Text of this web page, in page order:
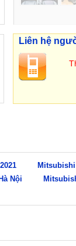
Liên hệ
Nội